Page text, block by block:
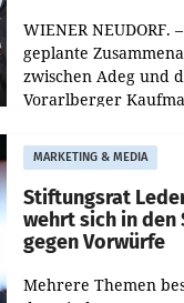
WIENER NEUDORF.
geplante
zwischen Adeg und
Vorarlberger
freigegeben: Die
und der
MARKETING & MEDIA
Stiftungsrat
wehrt sich in den
gegen Vorwürfe
Mehrere Themen